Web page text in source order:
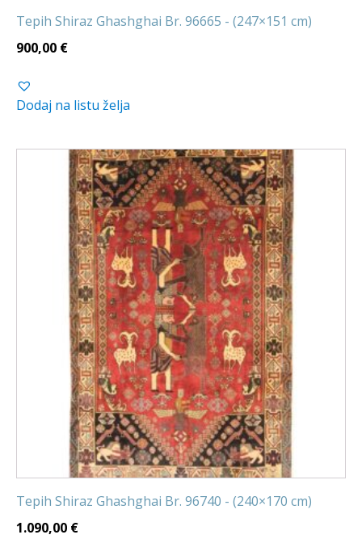
Tepih Shiraz Ghashghai Br. 96665 - (247×151 cm)
900,00 €
Dodaj na listu želja
Tepih Shiraz Ghashghai Br. 96740 - (240×170 cm)
1.090,00 €